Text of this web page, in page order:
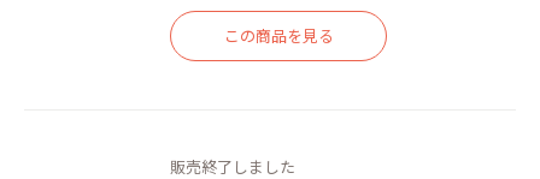
この商品を見る
販売終了しました